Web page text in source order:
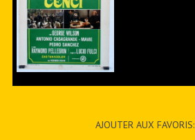
AJOUTER AUX FAVORIS: